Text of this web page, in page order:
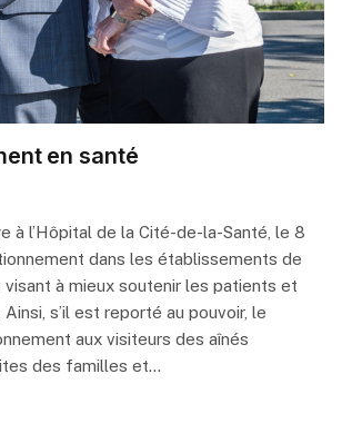
en santé
à l’Hôpital de la Cité-de-la-Santé, le 8
dans les établissements de
à mieux soutenir les patients et
s’il est reporté au pouvoir, le
aux visiteurs des aînés
des familles et…